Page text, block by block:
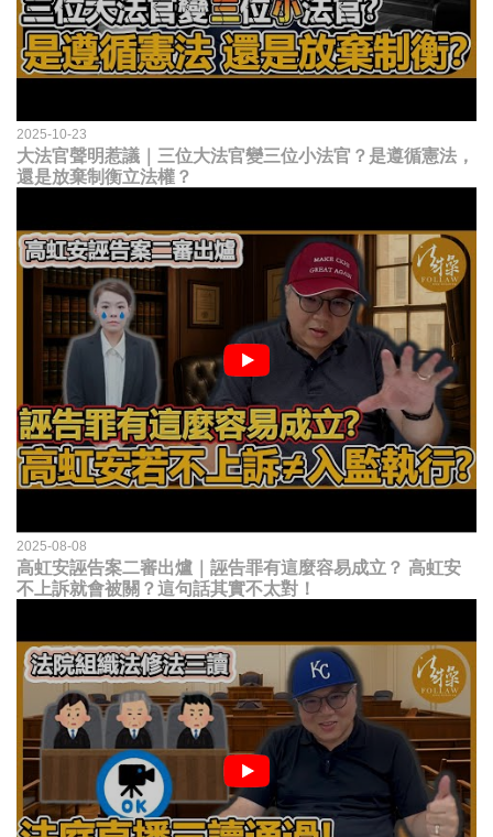
2025-10-23
大法官聲明惹議｜三位大法官變三位小法官？是遵循憲法，
還是放棄制衡立法權？
2025-08-08
高虹安誣告案二審出爐｜誣告罪有這麼容易成立？ 高虹安
不上訴就會被關？這句話其實不太對！